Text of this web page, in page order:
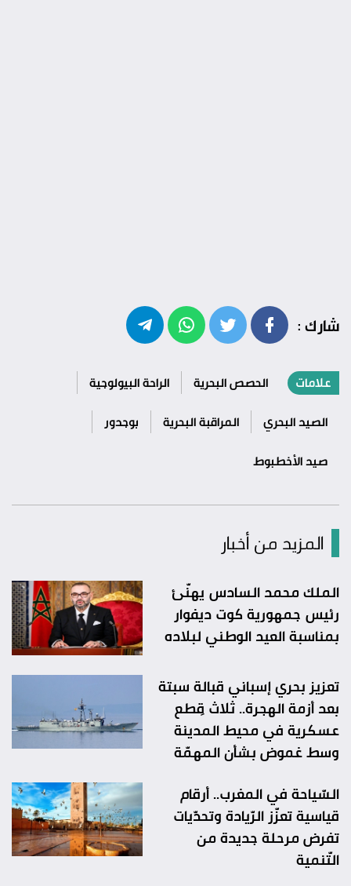
شارك :
علامات الحصص البحرية
الراحة البيولوجية
الصيد البحري
المراقبة البحرية
بوجدور
صيد الأخطبوط
المزيد من أخبار
الملك محمد السادس يهنّئ
رئيس جمهورية كوت ديفوار
بمناسبة العيد الوطني لبلاده
تعزيز بحري إسباني قبالة سبتة
بعد أزمة الهجرة.. ثلاث قِطع
عسكرية في محيط المدينة
وسط غموض بشأن المهمّة
السّياحة في المغرب.. أرقام
قياسية تعزّز الرّيادة وتحدّيات
تفرض مرحلة جديدة من
التّنمية